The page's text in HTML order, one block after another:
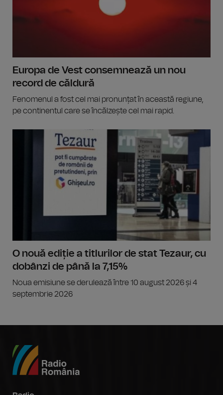
Europa de Vest consemnează un nou
record de căldură
Fenomenul a fost cel mai pronunțat în această regiune,
pe continentul care se încălzește cel mai rapid.
O nouă ediție a titlurilor de stat Tezaur, cu
dobânzi de până la 7,15%
Noua emisiune se derulează între 10 august 2026 și 4
septembrie 2026